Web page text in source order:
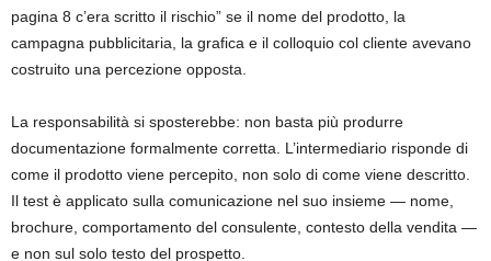
pagina 8 c’era scritto il rischio” se il nome del prodotto, la
campagna pubblicitaria, la grafica e il colloquio col cliente avevano
costruito una percezione opposta.
La responsabilità si sposterebbe: non basta più produrre
documentazione formalmente corretta. L’intermediario risponde di
come il prodotto viene percepito, non solo di come viene descritto.
Il test è applicato sulla comunicazione nel suo insieme — nome,
brochure, comportamento del consulente, contesto della vendita —
e non sul solo testo del prospetto.